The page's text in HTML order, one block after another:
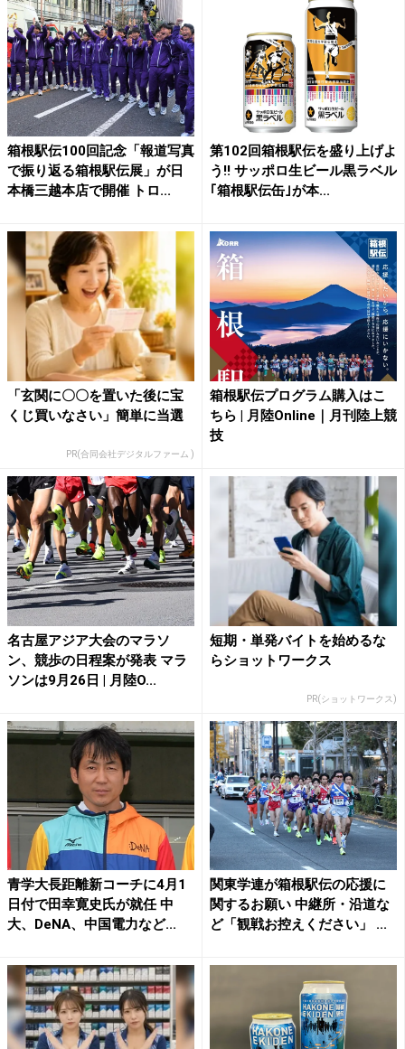
箱根駅伝100回記念「報道写真
で振り返る箱根駅伝展」が日
本橋三越本店で開催 トロ...
第102回箱根駅伝を盛り上げよ
う!! サッポロ生ビール黒ラベル
｢箱根駅伝缶｣が本...
「玄関に〇〇を置いた後に宝
くじ買いなさい」簡単に当選
PR(合同会社デジタルファーム )
箱根駅伝プログラム購入はこ
ちら | 月陸Online｜月刊陸上競
技
名古屋アジア大会のマラソ
ン、競歩の日程案が発表 マラ
ソンは9月26日 | 月陸O...
短期・単発バイトを始めるな
らショットワークス
PR(ショットワークス)
青学大長距離新コーチに4月1
日付で田幸寛史氏が就任 中
大、DeNA、中国電力など...
関東学連が箱根駅伝の応援に
関するお願い 中継所・沿道な
ど「観戦お控えください」 ...